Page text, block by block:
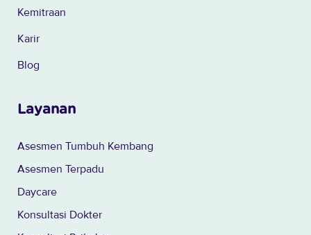
Kemitraan
Karir
Blog
Layanan
Asesmen Tumbuh Kembang
Asesmen Terpadu
Daycare
Konsultasi Dokter